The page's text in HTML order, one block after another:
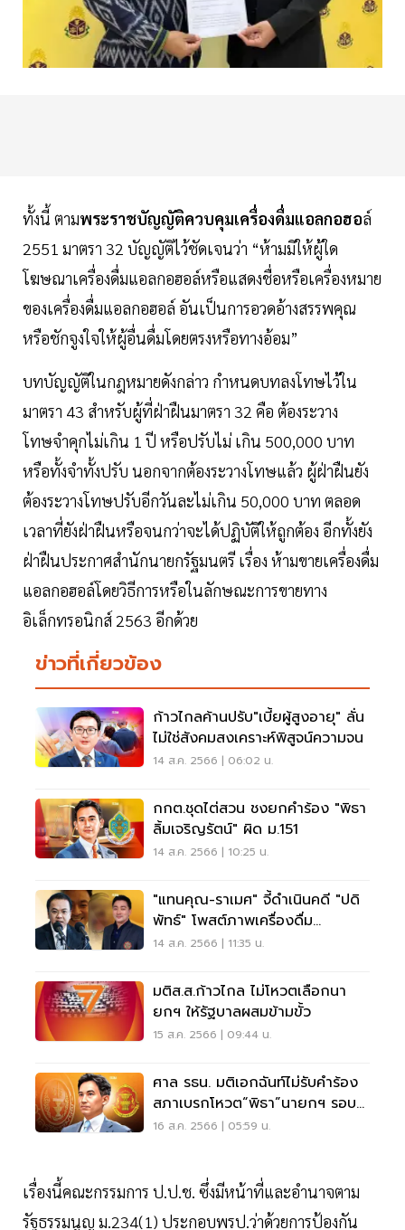
ทั้งนี้ ตามพระราชบัญญัติควบคุมเครื่องดื่มแอลกอฮอล์
2551 มาตรา 32 บัญญัติไว้ชัดเจนว่า “ห้ามมิให้ผู้ใด
โฆษณาเครื่องดื่มแอลกอฮอล์หรือแสดงชื่อหรือเครื่องหมาย
ของเครื่องดื่มแอลกอฮอล์ อันเป็นการอวดอ้างสรรพคุณ
หรือชักจูงใจให้ผู้อื่นดื่มโดยตรงหรือทางอ้อม”
บทบัญญัติในกฎหมายดังกล่าว กำหนดบทลงโทษไว้ใน
มาตรา 43 สำหรับผู้ที่ฝ่าฝืนมาตรา 32 คือ ต้องระวาง
โทษจำคุกไม่เกิน 1 ปี หรือปรับไม่ เกิน 500,000 บาท
หรือทั้งจำทั้งปรับ นอกจากต้องระวางโทษแล้ว ผู้ฝ่าฝืนยัง
ต้องระวางโทษปรับอีกวันละไม่เกิน 50,000 บาท ตลอด
เวลาที่ยังฝ่าฝืนหรือจนกว่าจะได้ปฏิบัติให้ถูกต้อง อีกทั้งยัง
ฝ่าฝืนประกาศสำนักนายกรัฐมนตรี เรื่อง ห้ามขายเครื่องดื่ม
แอลกอฮอล์โดยวิธีการหรือในลักษณะการขายทาง
อิเล็กทรอนิกส์ 2563 อีกด้วย
ข่าวที่เกี่ยวข้อง
ก้าวไกลค้านปรับ"เบี้ยผู้สูงอายุ" ลั่น
ไม่ใช่สังคมสงเคราะห์พิสูจน์ความจน
14 ส.ค. 2566 | 06:02 น.
กกต.ชุดไต่สวน ชงยกคำร้อง "พิธา
ลิ้มเจริญรัตน์" ผิด ม.151
14 ส.ค. 2566 | 10:25 น.
"แทนคุณ-ราเมศ" จี้ดำเนินคดี "ปดิ
พัทธ์" โพสต์ภาพเครื่องดื่ม
แอลกอฮอล์
14 ส.ค. 2566 | 11:35 น.
มติส.ส.ก้าวไกล ไม่โหวตเลือกนา
ยกฯ ให้รัฐบาลผสมข้ามขั้ว
15 ส.ค. 2566 | 09:44 น.
ศาล รธน. มติเอกฉันท์ไม่รับคำร้อง
สภาเบรกโหวต“พิธา”นายกฯ รอบ
2
16 ส.ค. 2566 | 05:59 น.
เรื่องนี้คณะกรรมการ ป.ป.ช. ซึ่งมีหน้าที่และอำนาจตาม
รัฐธรรมนูญ ม.234(1) ประกอบพรป.ว่าด้วยการป้องกัน